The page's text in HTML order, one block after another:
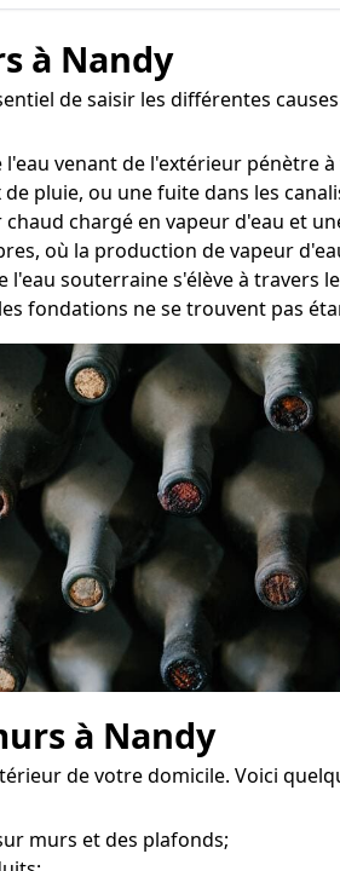
à Nandy
de saisir les différentes
venant de l'extérieur pénètre
pluie, ou une fuite dans les
chargé en vapeur d'eau et
où la production de vapeur
l'eau souterraine s'élève à travers
fondations ne se trouvent pas
à Nandy
de votre domicile. Voici
murs et des plafonds;